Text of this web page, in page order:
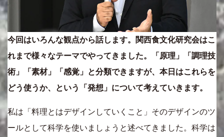
今回はいろんな観点から話します。関西食文化研究会はこ
れまで様々なテーマでやってきました。「原理」「調理技
術」「素材」「感覚」と分類できますが、本日はこれらを
どう使うか、という「発想」について考えていきます。
私は「料理とはデザインしていくこと」そのデザインのツ
ールとして科学を使いましょうと述べてきました。科学は